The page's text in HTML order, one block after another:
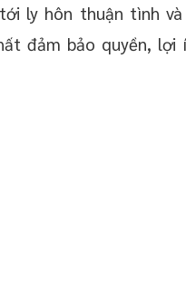
ly hôn thuận tình
đảm bảo quyền, lợi